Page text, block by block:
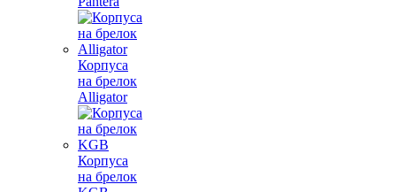
Корпуса
на брелок
Alligator
Корпуса
на брелок